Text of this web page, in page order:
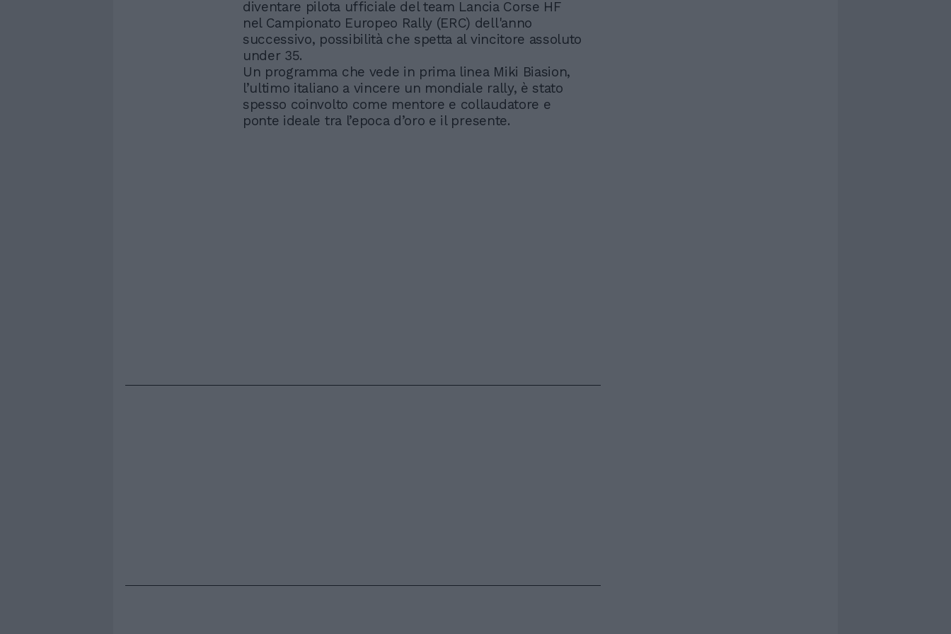
diventare pilota ufficiale del team Lancia Corse HF
nel Campionato Europeo Rally (ERC) dell'anno
successivo, possibilità che spetta al vincitore assoluto
under 35.
Un programma che vede in prima linea Miki Biasion,
l’ultimo italiano a vincere un mondiale rally, è stato
spesso coinvolto come mentore e collaudatore e
ponte ideale tra l’epoca d’oro e il presente.